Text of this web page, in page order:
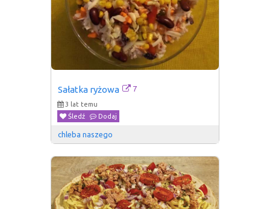
Sałatka ryżowa 7
3 lat temu
Śledź
Dodaj
chleba naszego